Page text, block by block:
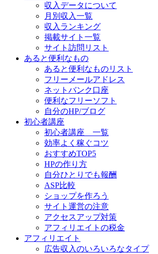
収入データについて
月別収入一覧
収入ランキング
掲載サイト一覧
サイト訪問リスト
あると便利なもの
あると便利なものリスト
フリーメールアドレス
ネットバンク口座
便利なフリーソフト
自分のHP/ブログ
初心者講座
初心者講座 一覧
効率よく稼ぐコツ
おすすめTOP5
HPの作り方
自分ひとりでも報酬
ASP比較
ショップを作ろう
サイト運営の注意
アクセスアップ対策
アフィリエイトの税金
アフィリエイト
広告収入のいろいろなタイプ